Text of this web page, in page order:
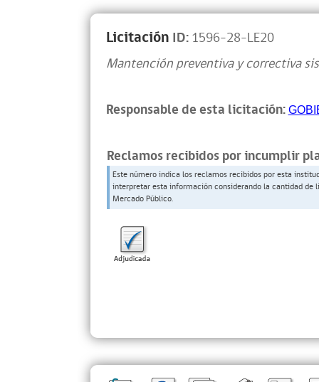
Licitación ID:1596-28-LE20
Mantención preventiva y correctiva
Responsable de esta licitación:
Reclamos recibidos por incumplir
Este número indica los reclamos recibidos por esta
interpretar esta información considerando la cantidad
Mercado Público.